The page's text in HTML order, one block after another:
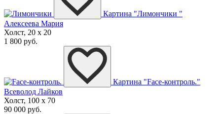
Картина "Лимончики "
Алексеева Мария
Холст, 20 x 20
1 800 руб.
Картина "Face-контроль."
Всеволод Лайков
Холст, 100 x 70
90 000 руб.